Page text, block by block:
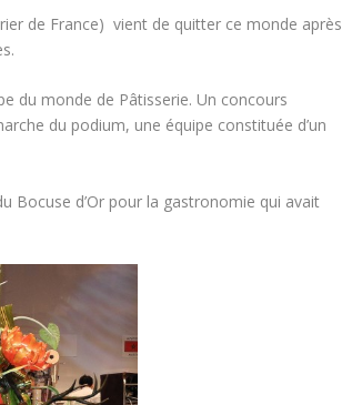
de France) vient de quitter ce monde après
du monde de Pâtisserie. Un concours
du podium, une équipe constituée d’un
Bocuse d’Or pour la gastronomie qui avait